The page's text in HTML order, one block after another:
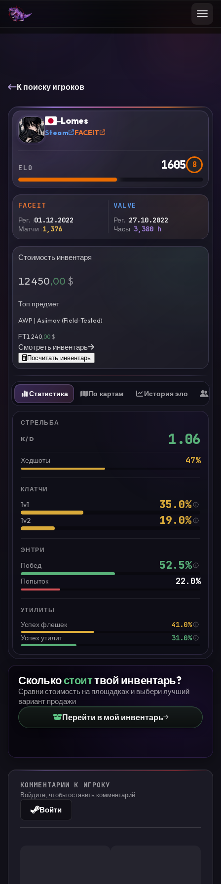
К поиску игроков
? -Lomes
Steam FACEIT
ELO 1605 8
FACEIT
Рег. 01.12.2022
Матчи 1,376
VALVE
Рег. 27.10.2022
Часы 3,380 h
Стоимость инвентаря
12 450,00 $
Топ предмет
AWP | Asiimov (Field-Tested)
FT1 240 ,00 $
Смотреть инвентарь
Посчитать инвентарь
Статистика По картам История эло
СТРЕЛЬБА
K/D 1.06
Хедшоты 47%
КЛАТЧИ
1v1 35.0%
1v2 19.0%
ЭНТРИ
Побед 52.5%
Попыток 22.0%
УТИЛИТЫ
Успех флешек
41.0%
Успех утилит
31.0%
Сколькостоиттвой инвентарь?
Сравни стоимость на площадках и выбери лучший
вариант продажи
Перейти в мой инвентарь
КОММЕНТАРИИ К ИГРОКУ
Войдите, чтобы оставить комментарий
Войти